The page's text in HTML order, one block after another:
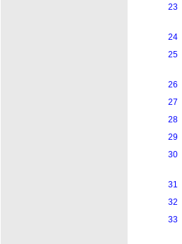
23
24
25
26
27
28
29
30
31
32
33